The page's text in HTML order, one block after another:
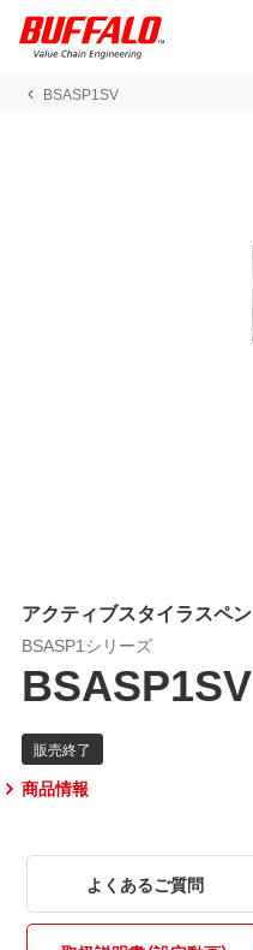
BSASP1SV
アクティブスタイラスペン
BSASP1シリーズ
BSASP1SV
商品情報
よくあるご質問